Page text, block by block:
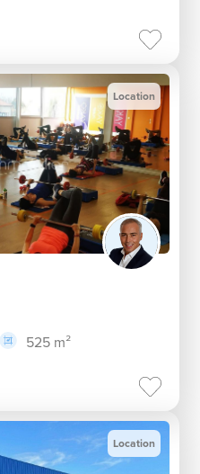
Location
525 m²
Location